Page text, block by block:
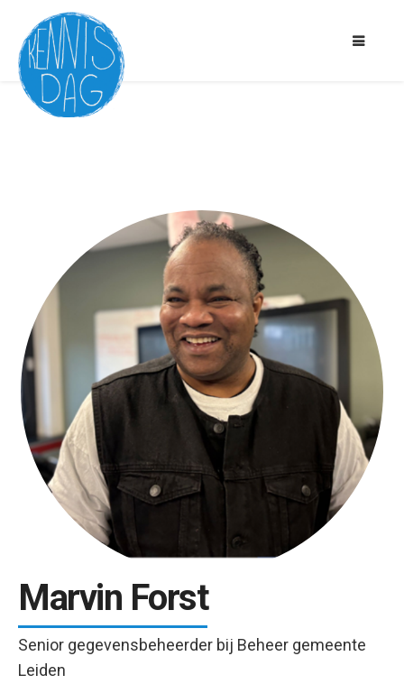
Marvin Forst
Senior gegevensbeheerder bij Beheer gemeente
Leiden